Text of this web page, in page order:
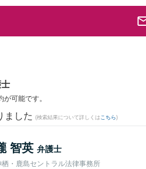
可能です。
ました (検索結果について詳しくは こちら)
智英 弁護士
栖・鹿島セントラル法律事務所